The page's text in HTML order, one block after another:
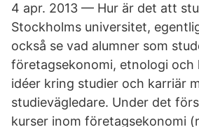
4 apr. 2013 — Hur är det att
Stockholms universitet,
också se vad alumner som
företagsekonomi, etnologi och
idéer kring studier och karriär
studievägledare. Under det
kurser inom företagsekonomi